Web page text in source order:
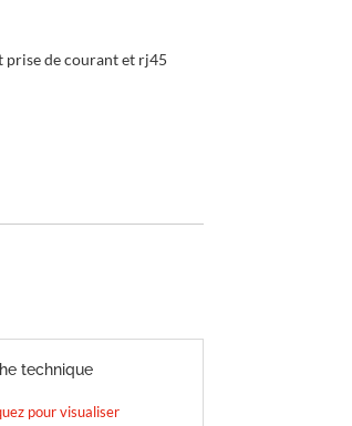
prise de courant et rj45
technique
pour visualiser